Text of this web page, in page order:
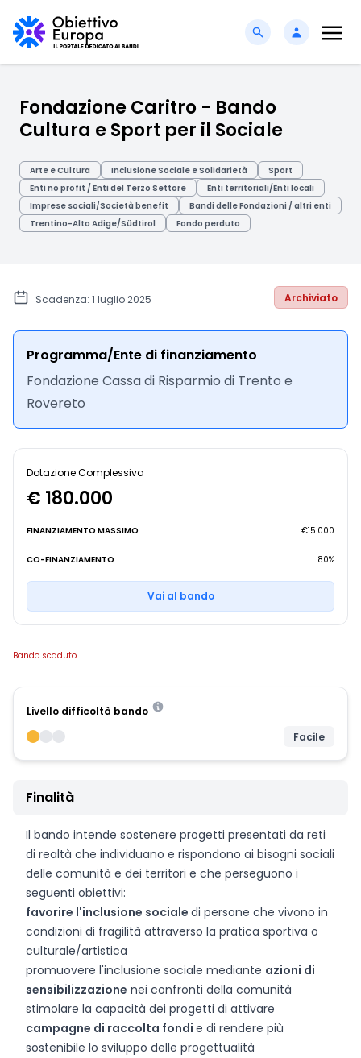
Fondazione Caritro - Bando
Cultura e Sport per il Sociale
Arte e Cultura Inclusione Sociale e Solidarietà
Sport
Enti no profit / Enti del Terzo Settore
Enti territoriali/Enti locali
Imprese sociali/Società benefit
Bandi delle Fondazioni / altri enti
Trentino-Alto Adige/Südtirol
Fondo perduto
Scadenza: 1 luglio 2025 Archiviato
Programma/Ente di finanziamento
Fondazione Cassa di Risparmio di Trento e
Rovereto
Dotazione Complessiva
€ 180.000
FINANZIAMENTO MASSIMO €15.000
CO-FINANZIAMENTO 80%
Vai al bando
Bando scaduto
Livello difficoltà bando
Facile
Finalità
Il bando intende sostenere progetti presentati da reti
di realtà che individuano e rispondono ai bisogni sociali
delle comunità e dei territori e che perseguono i
seguenti obiettivi:
favorire l'inclusione sociale di persone che vivono in
condizioni di fragilità attraverso la pratica sportiva o
culturale/artistica
promuovere l'inclusione sociale mediante azioni di
sensibilizzazione nei confronti della comunità
stimolare la capacità dei progetti di attivare
campagne di raccolta fondi e di rendere più
sostenibile lo sviluppo delle progettualità